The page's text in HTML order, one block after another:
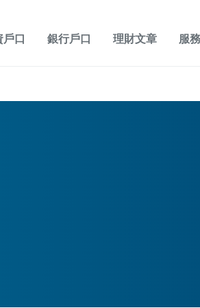
口 銀行戶口 理財文章 服